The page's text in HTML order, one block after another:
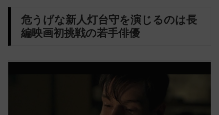
危うげな新人灯台守を演じるのは長
編映画初挑戦の若手俳優